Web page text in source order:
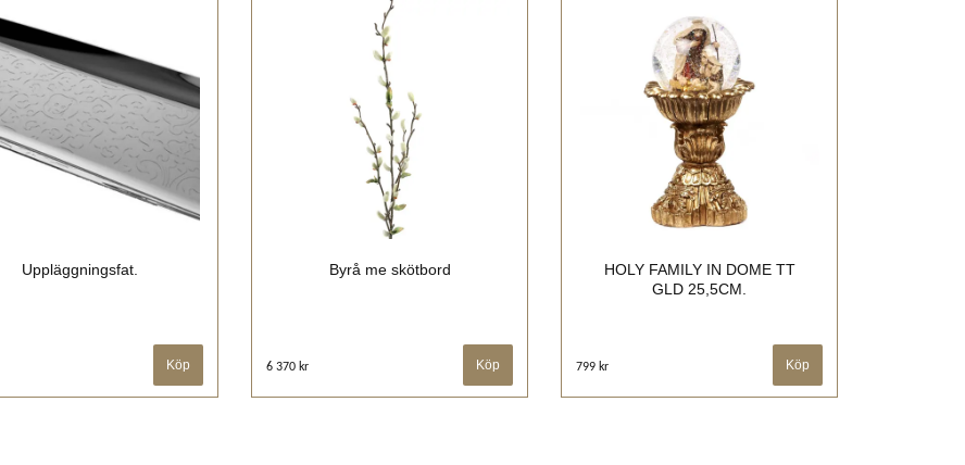
Uppläggningsfat. Byrå me skötbord
6 370 kr
HOLY FAMILY IN DOME TT
GLD 25,5CM.
799 kr